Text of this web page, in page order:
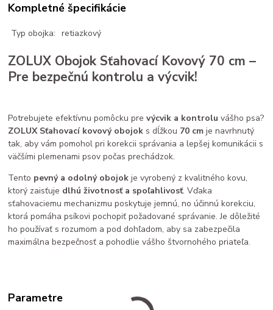
Kompletné špecifikácie
Typ obojka: retiazkový
ZOLUX Obojok Sťahovací Kovový 70 cm –
Pre bezpečnú kontrolu a výcvik!
Potrebujete efektívnu pomôcku prevýcvik a kontrolu vášho psa?
ZOLUX Sťahovací kovový obojok s dĺžkou 70 cm je navrhnutý
tak, aby vám pomohol pri korekcii správania a lepšej komunikácii s
väčšími plemenami psov počas prechádzok.
Tento pevný a odolný obojok je vyrobený z kvalitného kovu,
ktorý zaisťuje dlhú životnosť a spoľahlivosť. Vďaka
sťahovaciemu mechanizmu poskytuje jemnú, no účinnú korekciu,
ktorá pomáha psíkovi pochopiť požadované správanie. Je dôležité
ho používať s rozumom a pod dohľadom, aby sa zabezpečila
maximálna bezpečnosť a pohodlie vášho štvornohého priateľa.
Parametre